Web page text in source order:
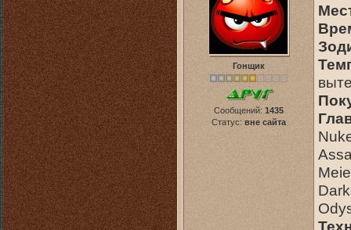
Гонщик
Сообщений: 1435
Статус: вне сайта